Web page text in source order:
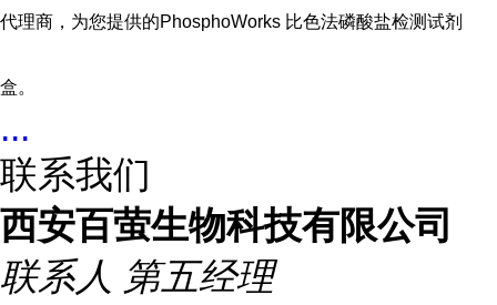
代理商，为您提供的PhosphoWorks 比色法磷酸盐检测试剂
盒。
...
联系我们
西安百萤生物科技有限公司
联系人 第五经理